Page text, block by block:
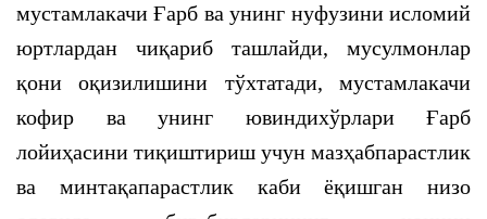
мустамлакачи Ғарб ва унинг нуфузини исломий
юртлардан чиқариб ташлайди, мусулмонлар
қони оқизилишини тўхтатади, мустамлакачи
кофир ва унинг ювиндихўрлари Ғарб
лойиҳасини тиқиштириш учун мазҳабпарастлик
ва минтақапарастлик каби ёқишган низо